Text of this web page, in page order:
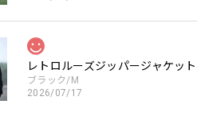
レトロルーズジッパージャケッ
ブラック/M
2026/07/17